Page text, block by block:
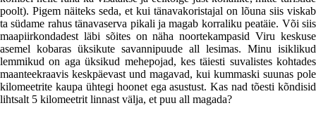
poolt). Pigem näiteks seda, et kui tänavakoristajal on lõuna siis viskab
ta südame rahus tänavaserva pikali ja magab korraliku peatäie. Või siis
maapiirkondadest läbi sõites on näha noortekampasid Viru keskuse
asemel kobaras üksikute savannipuude all lesimas. Minu isiklikud
lemmikud on aga üksikud mehepojad, kes täiesti suvalistes kohtades
maanteekraavis keskpäevast und magavad, kui kummaski suunas pole
kilomeetrite kaupa ühtegi hoonet ega asustust. Kas nad tõesti kõndisid
lihtsalt 5 kilomeetrit linnast välja, et puu all magada?